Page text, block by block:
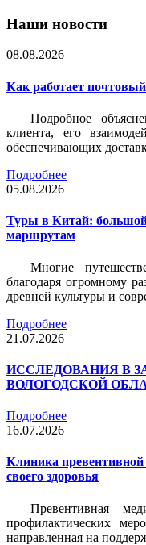
Наши новости
08.08.2026
Как работает
Подробное
клиента, его
обеспечивающих
Подробнее
05.08.2026
Туры в Китай: большой
маршрутам
Многие
благодаря огромному
древней культуры и
Подробнее
21.07.2026
ИССЛЕДОВАНИЯ В
ВОЛОГОДСКОЙ
Подробнее
16.07.2026
Клиника
своего здоровья
Превентивная
профилактических
направленная на